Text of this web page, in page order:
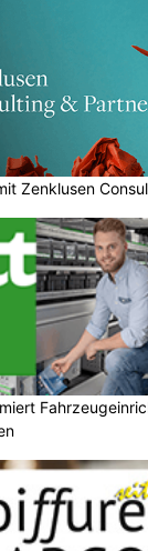
Zenklusen